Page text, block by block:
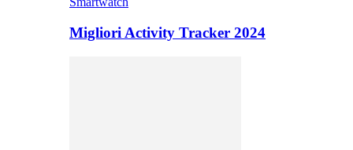
Migliori Activity Tracker 2024